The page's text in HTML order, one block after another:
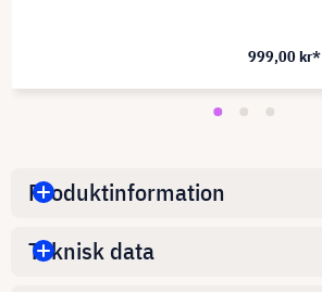
999,00 kr*
Produktinformation
Teknisk data